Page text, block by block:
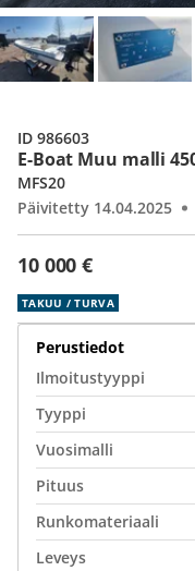
E-Boat Muu malli
10 000 €
MFS20
Päivitetty 14.04.2025
ID 986603
TAKUU / TURVA
Perustiedot
Ilmoitustyyppi
Tyyppi
Vuosimalli
Pituus
Runkomateriaali
Leveys